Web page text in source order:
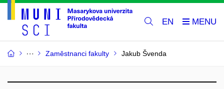
EN
Zaměstnanci fakulty Jakub Švenda